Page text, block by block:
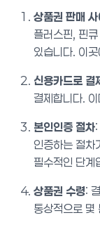
상품권 판매
플러스핀, 핀
있습니다. 이
신용카드로 결
결제합니다.
본인인증 절차
인증하는 절차
필수적인 단계
상품권 수령:
통상적으로 몇